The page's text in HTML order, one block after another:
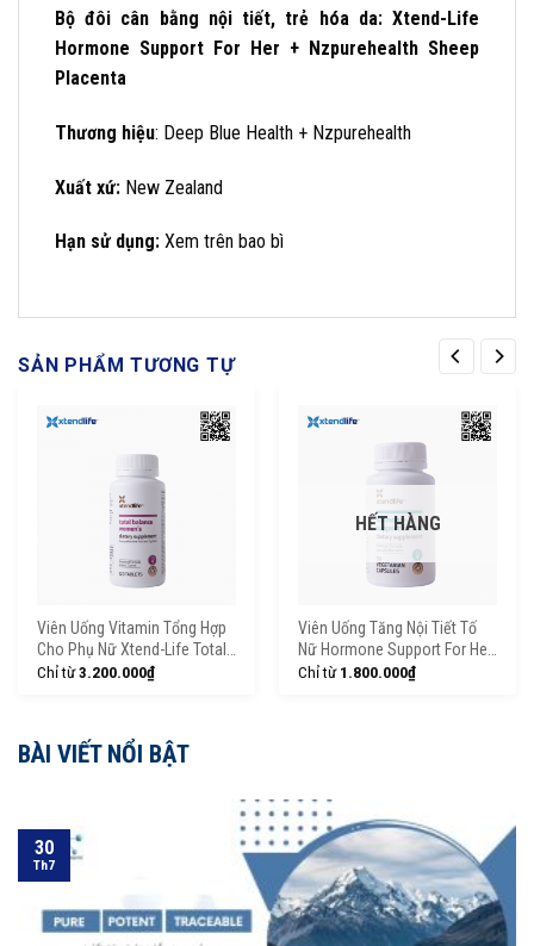
Bộ đôi cân bằng nội tiết, trẻ hóa da: Xtend-Life
Hormone Support For Her + Nzpurehealth Sheep
Placenta
Thương hiệu: Deep Blue Health + Nzpurehealth
Xuất xứ: New Zealand
Hạn sử dụng: Xem trên bao bì
SẢN PHẨM TƯƠNG TỰ
Viên Uống Vitamin Tổng Hợp
Cho Phụ Nữ Xtend-Life Total
Balance Women’s
Chỉ từ3.200.000₫
HẾT HÀNG
Viên Uống Tăng Nội Tiết Tố
Nữ Hormone Support For Her
Xtend-Life (90 Viên)
Chỉ từ1.800.000₫
BÀI VIẾT NỔI BẬT
30
Th7